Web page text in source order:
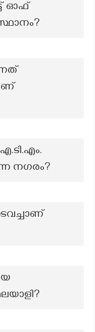
ഓഫ്
നഗരം?